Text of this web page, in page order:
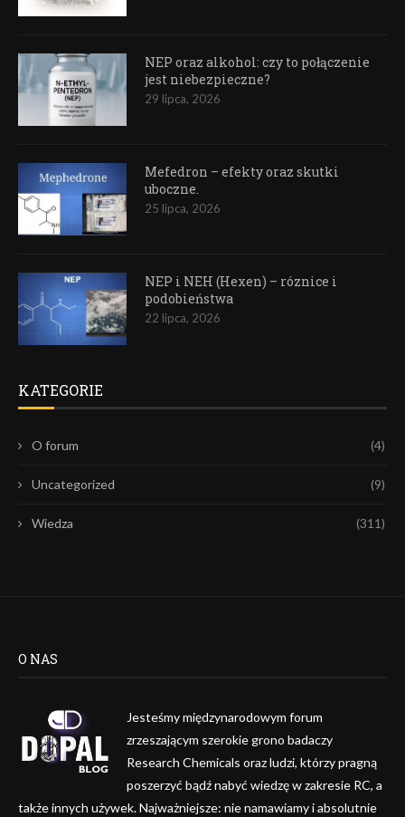
NEP oraz alkohol: czy to połączenie
jest niebezpieczne?
29 lipca, 2026
Mefedron – efekty oraz skutki
uboczne.
25 lipca, 2026
NEP i NEH (Hexen) – róznice i
podobieństwa
22 lipca, 2026
KATEGORIE
O forum (4)
Uncategorized (9)
Wiedza (311)
O NAS
Jesteśmy międzynarodowym forum
zrzeszającym szerokie grono badaczy
Research Chemicals oraz ludzi, którzy pragną
poszerzyć bądź nabyć wiedzę w zakresie RC, a
także innych używek. Najważniejsze: nie namawiamy i absolutnie